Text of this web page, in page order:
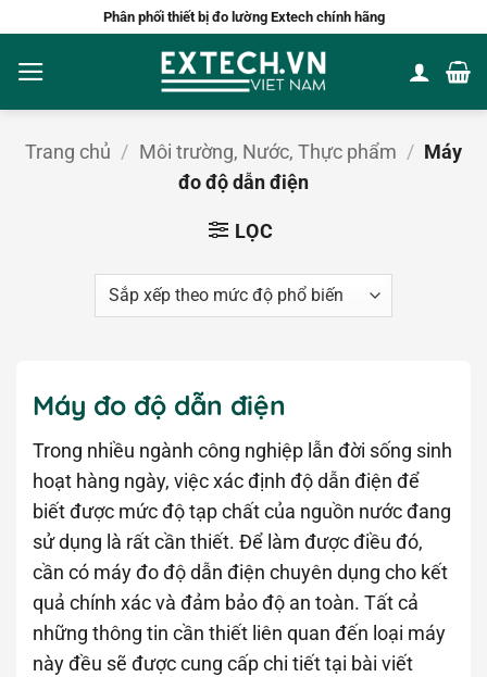
nội
dung
Phân phối thiết bị đo lường Extech chính hãng
Trang chủ / Môi trường, Nước, Thực phẩm /
Máy
đo độ dẫn điện
LỌC
Máy đo độ dẫn điện
Trong nhiều ngành công nghiệp lẫn đời sống sinh
hoạt hàng ngày, việc xác định độ dẫn điện để
biết được mức độ tạp chất của nguồn nước đang
sử dụng là rất cần thiết. Để làm được điều đó,
cần có máy đo độ dẫn điện chuyên dụng cho kết
quả chính xác và đảm bảo độ an toàn. Tất cả
những thông tin cần thiết liên quan đến loại máy
này đều sẽ được cung cấp chi tiết tại bài viết